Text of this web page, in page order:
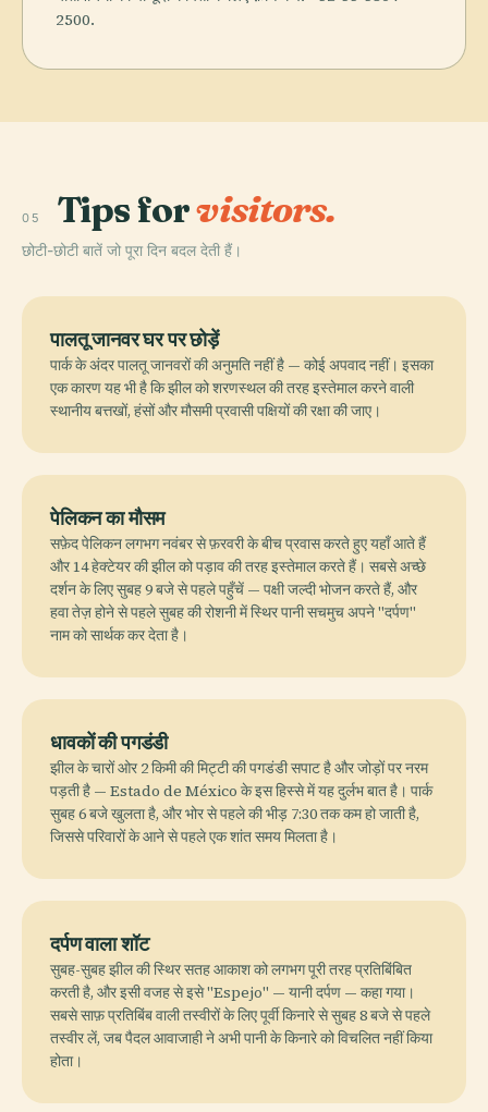
2500.
05 Tips forvisitors.
छोटी-छोटी बातें जो पूरा दिन बदल देती हैं।
पालतू जानवर घर पर छोड़ें
पार्क के अंदर पालतू जानवरों की अनुमति नहीं है — कोई अपवाद नहीं। इसका
एक कारण यह भी है कि झील को शरणस्थल की तरह इस्तेमाल करने वाली
स्थानीय बत्तखों, हंसों और मौसमी प्रवासी पक्षियों की रक्षा की जाए।
पेलिकन का मौसम
सफ़ेद पेलिकन लगभग नवंबर से फ़रवरी के बीच प्रवास करते हुए यहाँ आते हैं
और 14 हेक्टेयर की झील को पड़ाव की तरह इस्तेमाल करते हैं। सबसे अच्छे
दर्शन के लिए सुबह 9 बजे से पहले पहुँचें — पक्षी जल्दी भोजन करते हैं, और
हवा तेज़ होने से पहले सुबह की रोशनी में स्थिर पानी सचमुच अपने "दर्पण"
नाम को सार्थक कर देता है।
धावकों की पगडंडी
झील के चारों ओर 2 किमी की मिट्टी की पगडंडी सपाट है और जोड़ों पर नरम
पड़ती है — Estado de México के इस हिस्से में यह दुर्लभ बात है। पार्क
सुबह 6 बजे खुलता है, और भोर से पहले की भीड़ 7:30 तक कम हो जाती है,
जिससे परिवारों के आने से पहले एक शांत समय मिलता है।
दर्पण वाला शॉट
सुबह-सुबह झील की स्थिर सतह आकाश को लगभग पूरी तरह प्रतिबिंबित
करती है, और इसी वजह से इसे "Espejo" — यानी दर्पण — कहा गया।
सबसे साफ़ प्रतिबिंब वाली तस्वीरों के लिए पूर्वी किनारे से सुबह 8 बजे से पहले
तस्वीर लें, जब पैदल आवाजाही ने अभी पानी के किनारे को विचलित नहीं किया
होता।